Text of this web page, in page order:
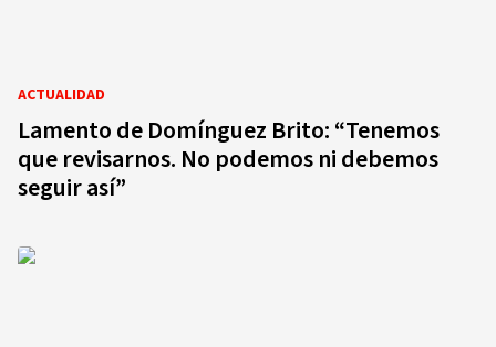
ACTUALIDAD
Lamento de Domínguez Brito: “Tenemos
que revisarnos. No podemos ni debemos
seguir así”